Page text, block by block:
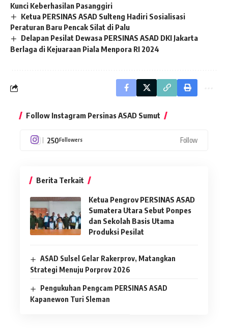
Kunci Keberhasilan Pasanggiri
Ketua PERSINAS ASAD Sulteng Hadiri Sosialisasi
Peraturan Baru Pencak Silat di Palu
Delapan Pesilat Dewasa PERSINAS ASAD DKI Jakarta
Berlaga di Kejuaraan Piala Menpora RI 2024
Follow Instagram Persinas ASAD Sumut
250Followers Follow
Berita Terkait
Ketua Pengrov PERSINAS ASAD
Sumatera Utara Sebut Ponpes
dan Sekolah Basis Utama
Produksi Pesilat
ASAD Sulsel Gelar Rakerprov, Matangkan
Strategi Menuju Porprov 2026
Pengukuhan Pengcam PERSINAS ASAD
Kapanewon Turi Sleman